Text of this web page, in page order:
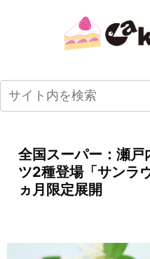
全国スーパー：瀬戸
ツ2種登場「サンラ
ヵ月限定展開